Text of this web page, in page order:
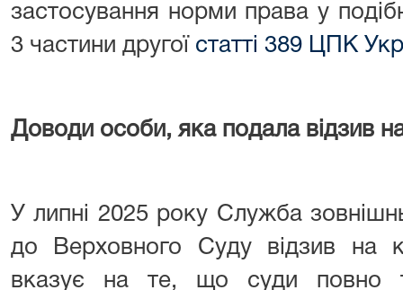
застосування норми права у
3 частини другої статті 389 ЦПК
Доводи особи, яка подала відзив
У липні 2025 року Служба
до Верховного Суду відзив на
вказує на те, що суди повно